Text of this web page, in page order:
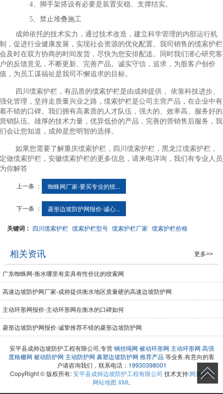
4、脚手架搭设有必要是装置安稳、支撑结实。
5、禁止堆叠施工
成帅依托的技术实力，通过技术改造，建立科学管理的内部运行机
制，促进行业健康发展，实现社会资源的优化配置。我司销售的缆索护栏
会及时在双方协商的时间发货，尽快为您安排配送。同时我们潜心研究客
户的反馈意见，不断更新、完善产品。诚实守信，追求，为股客户创价
值，为员工谋福祉是我司不懈追求的目标。
四川缆索护栏，有品质的缆索护栏是由成帅提供， 依靠科技进步、
强化管理，坚持走质量兴业之路，缆索护栏是公司主营产品，在企业中有
着不错的口碑。我们拥有高素质的人才队伍，强大的、效率高、服务好的
营销队伍。雄厚的技术力量，优异低价的产品，完善的营销售后服务，我
们会让您知道，成帅是您明智的选择。
如果您需要了解重庆缆索护栏，四川缆索护栏，黑龙江缆索护栏，
定做缆索护栏，安徽缆索护栏的更多信息，请来电详询，我们有专业人员
为你解答
上一条 ： 蜘蛛网厂家-要买专业的绞...
下一条 ： 菱形边坡防护网报价-诚心...
关键词： 四川缆索护栏 缆索护栏型号 缆索护栏厂家 缆索护栏价格
相关资讯 更多>>
广东蜘蛛网-衡水哪里有卖具有性价比的绞索网
高速边坡防护网厂家-成帅提供衡水地区质量硬的高速边坡防护网
主动环形网报价-主动环形网在衡水的口碑如何
菱形边坡防护网报价-诚挚推荐不错的菱形边坡防护网
安平县成帅边坡防护工程有限公司,专营钢丝绳网 被动环形网 主动环形网 高强
度格栅网 被动防护网 主动防护网 裹塑边坡防护网 推荐产品等业务,有意向的客
户请咨询我们，联系电话： 19930398001
CopyRight © 版权所有:安平县成帅边坡防护工程有限公司 技术支持:网加思维
网站地图 XML